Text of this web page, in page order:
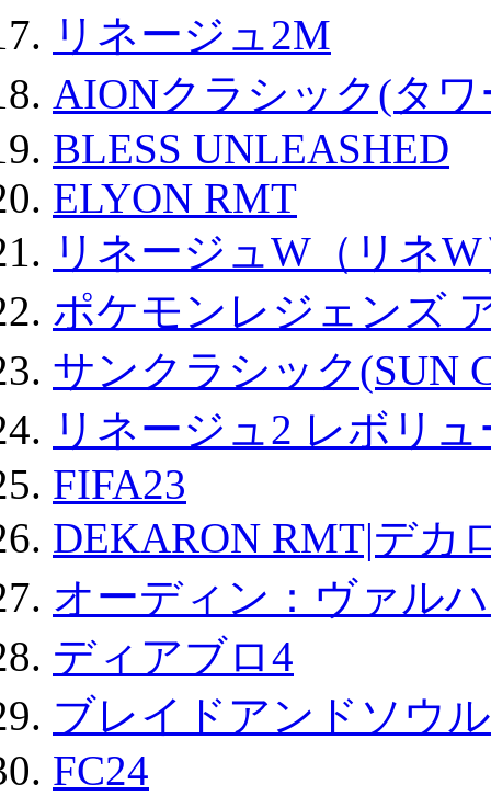
リネージュ2M
AIONクラシック(タ
BLESS UNLEASHED
ELYON RMT
リネージュW（リネ
ポケモンレジェンズ
サンクラシック(SUN
リネージュ2 レボリ
FIFA23
DEKARON RMT|デカ
オーディン：ヴァル
ディアブロ4
ブレイドアンドソウ
FC24